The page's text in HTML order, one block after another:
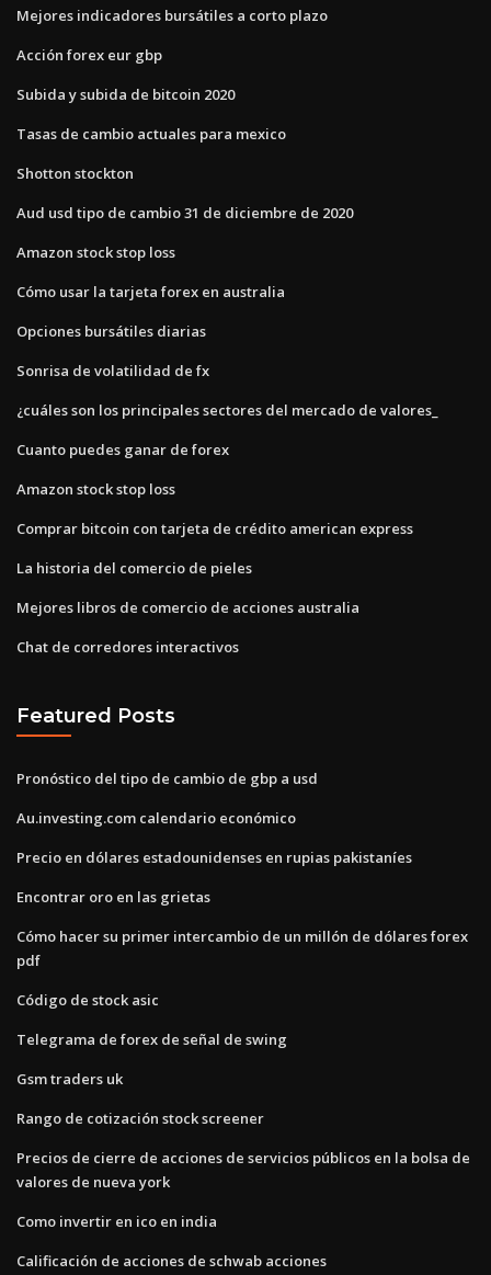
Mejores indicadores bursátiles a corto plazo
Acción forex eur gbp
Subida y subida de bitcoin 2020
Tasas de cambio actuales para mexico
Shotton stockton
Aud usd tipo de cambio 31 de diciembre de 2020
Amazon stock stop loss
Cómo usar la tarjeta forex en australia
Opciones bursátiles diarias
Sonrisa de volatilidad de fx
¿cuáles son los principales sectores del mercado de valores_
Cuanto puedes ganar de forex
Amazon stock stop loss
Comprar bitcoin con tarjeta de crédito american express
La historia del comercio de pieles
Mejores libros de comercio de acciones australia
Chat de corredores interactivos
Featured Posts
Pronóstico del tipo de cambio de gbp a usd
Au.investing.com calendario económico
Precio en dólares estadounidenses en rupias pakistaníes
Encontrar oro en las grietas
Cómo hacer su primer intercambio de un millón de dólares forex
pdf
Código de stock asic
Telegrama de forex de señal de swing
Gsm traders uk
Rango de cotización stock screener
Precios de cierre de acciones de servicios públicos en la bolsa de
valores de nueva york
Como invertir en ico en india
Calificación de acciones de schwab acciones